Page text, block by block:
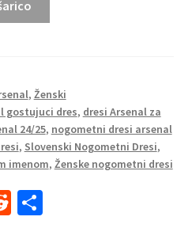
, Ženski
gostujuci dres, dresi Arsenal za
24/25, nogometni dresi arsenal
, Slovenski Nogometni Dresi,
imenom, Ženske nogometni dresi
R S